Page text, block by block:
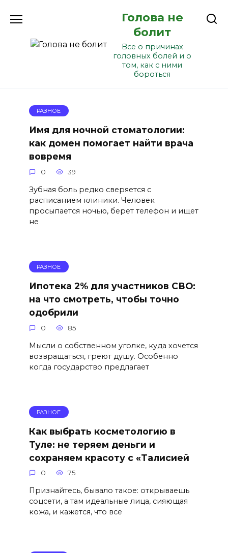
Голова не
болит
Все о причинах
головных болей и о
том, как с ними
бороться
РАЗНОЕ
Имя для ночной стоматологии:
как домен помогает найти врача
вовремя
0 39
Зубная боль редко сверяется с
расписанием клиники. Человек
просыпается ночью, берет телефон и ищет
не
РАЗНОЕ
Ипотека 2% для участников СВО:
на что смотреть, чтобы точно
одобрили
0 85
Мысли о собственном уголке, куда хочется
возвращаться, греют душу. Особенно
когда государство предлагает
РАЗНОЕ
Как выбрать косметологию в
Туле: не теряем деньги и
сохраняем красоту с «Талисией
0 75
Признайтесь, бывало такое: открываешь
соцсети, а там идеальные лица, сияющая
кожа, и кажется, что все